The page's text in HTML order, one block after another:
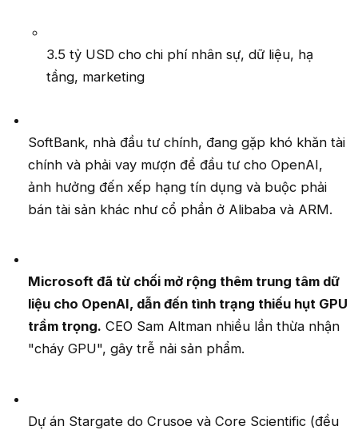
3.5 tỷ USD cho chi phí nhân sự, dữ liệu, hạ
tầng, marketing
SoftBank, nhà đầu tư chính, đang gặp khó khăn tài
chính và phải vay mượn để đầu tư cho OpenAI,
ảnh hưởng đến xếp hạng tín dụng và buộc phải
bán tài sản khác như cổ phần ở Alibaba và ARM.
Microsoft đã từ chối mở rộng thêm trung tâm dữ
liệu cho OpenAI, dẫn đến tình trạng thiếu hụt GPU
trầm trọng. CEO Sam Altman nhiều lần thừa nhận
"cháy GPU", gây trễ nải sản phẩm.
Dự án Stargate do Crusoe và Core Scientific (đều